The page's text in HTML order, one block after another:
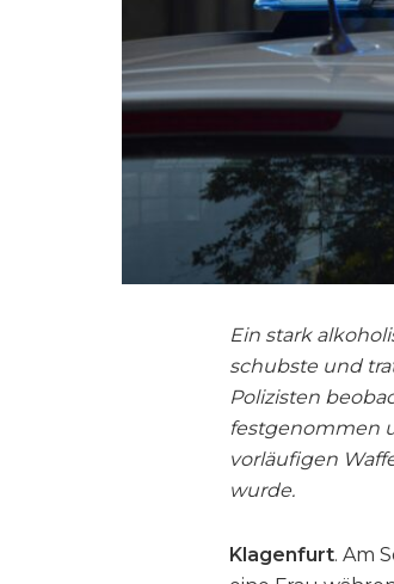
Ein stark
schubste und
Polizisten
festgenommen
vorläufigen
wurde.
Klagenfurt. Am